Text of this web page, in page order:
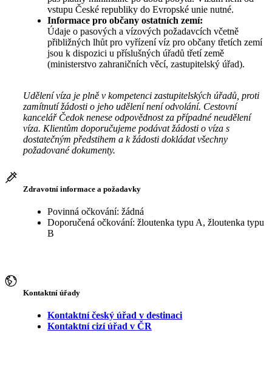
vstupu České republiky do Evropské unie nutné.
Informace pro občany ostatních zemí:
Údaje o pasových a vízových požadavcích včetně
přibližných lhůt pro vyřízení víz pro občany třetích zemí
jsou k dispozici u příslušných úřadů třetí země
(ministerstvo zahraničních věcí, zastupitelský úřad).
Udělení víza je plně v kompetenci zastupitelských úřadů, proti
zamítnutí žádosti o jeho udělení není odvolání. Cestovní
kancelář Čedok nenese odpovědnost za případné neudělení
víza. Klientům doporučujeme podávat žádosti o víza s
dostatečným předstihem a k žádosti dokládat všechny
požadované dokumenty.
Zdravotní informace a požadavky
Povinná očkování: žádná
Doporučená očkování: žloutenka typu A, žloutenka typu
B
Kontaktní úřady
Kontaktní český úřad v destinaci
Kontaktní cizí úřad v ČR